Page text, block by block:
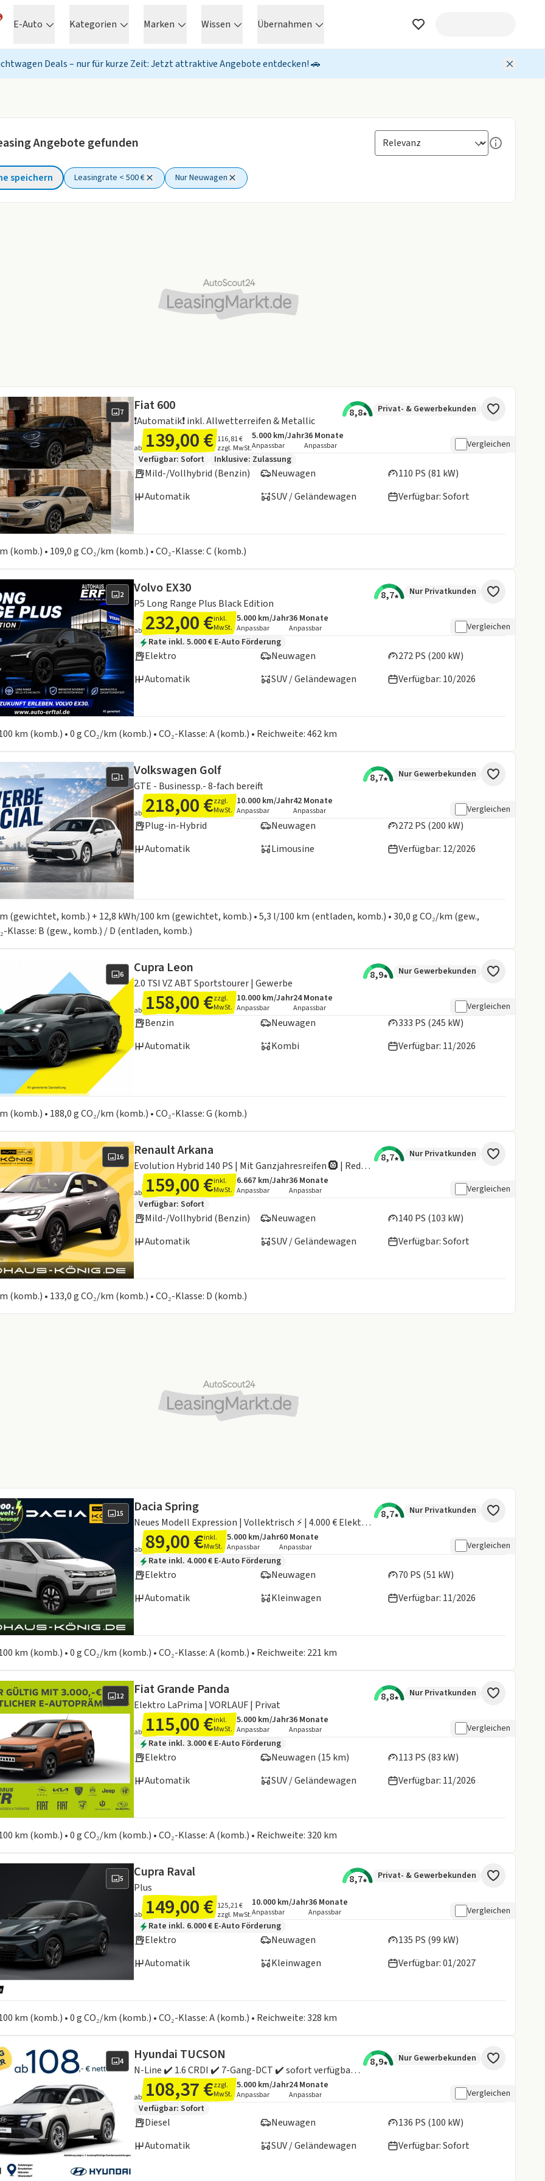
E-Auto Kategorien Marken Wissen Übernahmen
Deals – nur für kurze Zeit: Jetzt attraktive Angebote entdecken! 🚗
Angebote gefunden
speichern Leasingrate < 500 € Nur Neuwagen
7 Fiat 600
❗️Automatik❗️ inkl. Allwetterreifen & Metallic
8,8 Privat- & Gewerbekunden
ab 139,00 € 116,81 €
zzgl. MwSt.
Angebotsdetails:
Inklusive Laufleistung
5.000 km/Jahr
Anpassbar
Laufzeit
36 Monate
Anpassbar Vergleichen
Zusätzliche Fahrzeuginformationen:
Verfügbar: Sofort Inklusive: Zulassung
Mild-/Vollhybrid (Benzin) Neuwagen
110 PS (81 kW)
Automatik
SUV / Geländewagen Verfügbar: Sofort
(komb.) • 109,0 g CO₂/km (komb.) • CO₂-Klasse: C (komb.)
2 Volvo EX30
P5 Long Range Plus Black Edition
8,7 Nur Privatkunden
ab 232,00 €inkl.
MwSt.
Angebotsdetails:
Inklusive Laufleistung
5.000 km/Jahr
Anpassbar
Laufzeit
36 Monate
Anpassbar Vergleichen
Zusätzliche Fahrzeuginformationen:
Rate inkl. 5.000 € E-Auto Förderung
Elektro Neuwagen
272 PS (200 kW)
Automatik
SUV / Geländewagen Verfügbar: 10/2026
km (komb.) • 0 g CO₂/km (komb.) • CO₂-Klasse: A (komb.) • Reichweite: 462 km
1 Volkswagen Golf
GTE - Businessp.- 8-fach bereift
8,7 Nur Gewerbekunden
ab 218,00 €zzgl.
MwSt.
Angebotsdetails:
Inklusive Laufleistung
10.000 km/Jahr
Anpassbar
Laufzeit
42 Monate
Anpassbar Vergleichen
Plug-in-Hybrid Neuwagen
272 PS (200 kW)
Automatik
Limousine Verfügbar: 12/2026
(gewichtet, komb.) + 12,8 kWh/100 km (gewichtet, komb.) • 5,3 l/100 km (entladen, komb.) • 30,0 g CO₂/km (gew.,
Klasse: B (gew., komb.) / D (entladen, komb.)
6 Cupra Leon
2.0 TSI VZ ABT Sportstourer | Gewerbe
8,9 Nur Gewerbekunden
ab 158,00 €zzgl.
MwSt.
Angebotsdetails:
Inklusive Laufleistung
10.000 km/Jahr
Anpassbar
Laufzeit
24Monate
Anpassbar Vergleichen
Benzin Neuwagen
333 PS (245 kW)
Automatik
Kombi Verfügbar: 11/2026
(komb.) • 188,0 g CO₂/km (komb.) • CO₂-Klasse: G (komb.)
16 Renault Arkana
Evolution Hybrid 140 PS | Mit Ganzjahresreifen 🛞 | Reduzierte Bereitstellungskosten❗️
8,7 Nur Privatkunden
ab 159,00 €inkl.
MwSt.
Angebotsdetails:
Inklusive Laufleistung
6.667 km/Jahr
Anpassbar
Laufzeit
36 Monate
Anpassbar Vergleichen
Zusätzliche Fahrzeuginformationen:
Verfügbar: Sofort
Mild-/Vollhybrid (Benzin) Neuwagen
140 PS (103 kW)
Automatik
SUV / Geländewagen Verfügbar: Sofort
(komb.) • 133,0 g CO₂/km (komb.) • CO₂-Klasse: D (komb.)
15 Dacia Spring
Neues Modell Expression | Vollektrisch ⚡️ | 4.000 € Elektro-Prämie als Anzahlung (finanzierbar)
8,7 Nur Privatkunden
ab 89,00 €inkl.
MwSt.
Angebotsdetails:
Inklusive Laufleistung
5.000 km/Jahr
Anpassbar
Laufzeit
60 Monate
Anpassbar Vergleichen
Zusätzliche Fahrzeuginformationen:
Rate inkl. 4.000 € E-Auto Förderung
Elektro Neuwagen
70 PS (51 kW)
Automatik
Kleinwagen Verfügbar: 11/2026
km (komb.) • 0 g CO₂/km (komb.) • CO₂-Klasse: A (komb.) • Reichweite: 221 km
12 Fiat Grande Panda
Elektro LaPrima | VORLAUF | Privat
8,8 Nur Privatkunden
ab 115,00 €inkl.
MwSt.
Angebotsdetails:
Inklusive Laufleistung
5.000 km/Jahr
Anpassbar
Laufzeit
36 Monate
Anpassbar Vergleichen
Zusätzliche Fahrzeuginformationen:
Rate inkl. 3.000 € E-Auto Förderung
Elektro Neuwagen (15 km)
113 PS (83 kW)
Automatik
SUV / Geländewagen Verfügbar: 11/2026
km (komb.) • 0 g CO₂/km (komb.) • CO₂-Klasse: A (komb.) • Reichweite: 320 km
5 Cupra Raval
Plus
8,7 Privat- & Gewerbekunden
ab 149,00 € 125,21 €
zzgl. MwSt.
Angebotsdetails:
Inklusive Laufleistung
10.000 km/Jahr
Anpassbar
Laufzeit
36 Monate
Anpassbar Vergleichen
Zusätzliche Fahrzeuginformationen:
Rate inkl. 6.000 € E-Auto Förderung
Elektro Neuwagen
135 PS (99 kW)
Automatik
Kleinwagen Verfügbar: 01/2027
km (komb.) • 0 g CO₂/km (komb.) • CO₂-Klasse: A (komb.) • Reichweite: 328 km
4 Hyundai TUCSON
N-Line ✔️ 1.6 CRDI ✔️ 7-Gang-DCT ✔️ sofort verfügbar ✔️ Gewerbekundenaktion
8,9 Nur Gewerbekunden
ab 108,37 €zzgl.
MwSt.
Angebotsdetails:
Inklusive Laufleistung
5.000 km/Jahr
Anpassbar
Laufzeit
24Monate
Anpassbar Vergleichen
Zusätzliche Fahrzeuginformationen:
Verfügbar: Sofort
Diesel Neuwagen
136 PS (100 kW)
Automatik
SUV / Geländewagen Verfügbar: Sofort